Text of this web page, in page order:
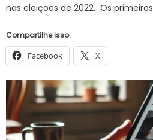
nas eleições de 2022. Os
Compartilhe isso:
Facebook X